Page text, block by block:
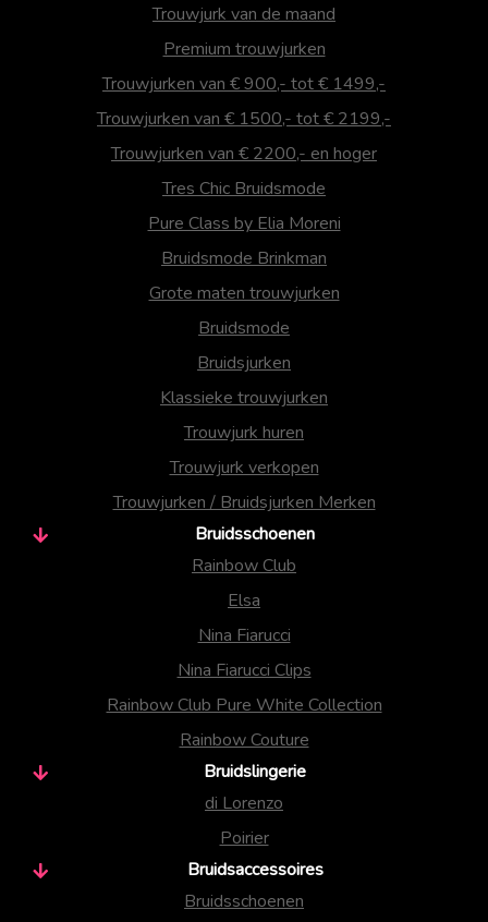
Trouwjurk van de maand
Premium trouwjurken
Trouwjurken van € 900,- tot € 1499,-
Trouwjurken van € 1500,- tot € 2199,-
Trouwjurken van € 2200,- en hoger
Tres Chic Bruidsmode
Pure Class by Elia Moreni
Bruidsmode Brinkman
Grote maten trouwjurken
Bruidsmode
Bruidsjurken
Klassieke trouwjurken
Trouwjurk huren
Trouwjurk verkopen
Trouwjurken / Bruidsjurken Merken
Bruidsschoenen
Rainbow Club
Elsa
Nina Fiarucci
Nina Fiarucci Clips
Rainbow Club Pure White Collection
Rainbow Couture
Bruidslingerie
di Lorenzo
Poirier
Bruidsaccessoires
Bruidsschoenen